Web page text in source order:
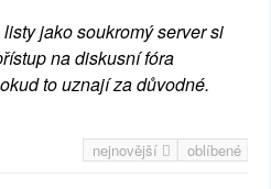
jako soukromý server si
na diskusní fóra
to uznají za důvodné.
nejnovější oblíbené